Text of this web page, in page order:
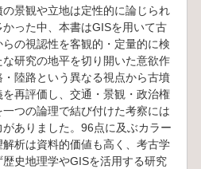
の景観や立地は定性的に論じられ
かった中、本書はGISを用いて古
の視認性を客観的・定量的に検
な研究の地平を切り開いた意欲作
・陸路という異なる視点から古墳
を再評価し、交通・景観・政治権
一つの論理で結び付けた考察には
ありました。96点に及ぶカラー
解析は資料的価値も高く、考古学
歴史地理学やGISを活用する研究